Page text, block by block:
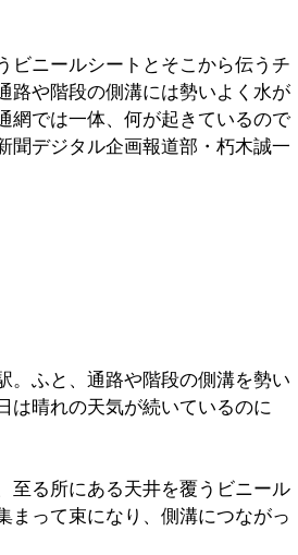
ビニールシートとそこから伝うチ
路や階段の側溝には勢いよく水が
網では一体、何が起きているので
聞デジタル企画報道部・朽木誠一
。ふと、通路や階段の側溝を勢い
は晴れの天気が続いているのに
至る所にある天井を覆うビニール
まって束になり、側溝につながっ